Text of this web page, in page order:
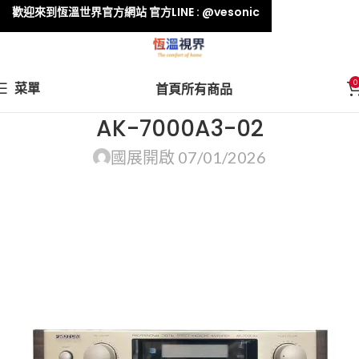
菜單 首頁所有商品 0
AK-7000A3-02
國展開啟 07/01/2026
歡迎來到恆溫世界官方網站 官方LINE : @vesonic